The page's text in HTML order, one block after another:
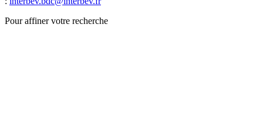
Pour affiner votre recherche